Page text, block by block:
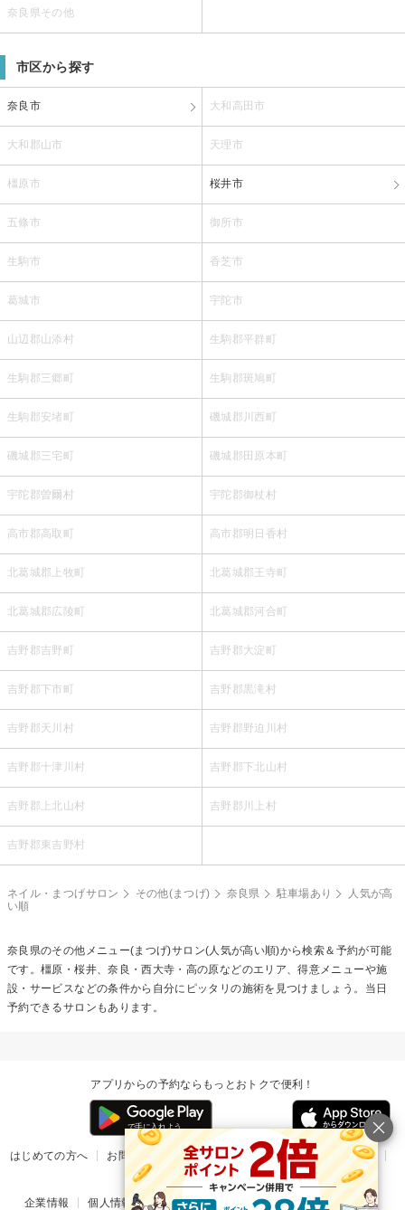
奈良県その他
市区から探す
奈良市 大和高田市
大和郡山市 天理市
橿原市 桜井市
五條市 御所市
生駒市 香芝市
葛城市 宇陀市
山辺郡山添村 生駒郡平群町
生駒郡三郷町 生駒郡斑鳩町
生駒郡安堵町 磯城郡川西町
磯城郡三宅町 磯城郡田原本町
宇陀郡曽爾村 宇陀郡御杖村
高市郡高取町 高市郡明日香村
北葛城郡上牧町 北葛城郡王寺町
北葛城郡広陵町 北葛城郡河合町
吉野郡吉野町 吉野郡大淀町
吉野郡下市町 吉野郡黒滝村
吉野郡天川村 吉野郡野迫川村
吉野郡十津川村 吉野郡下北山村
吉野郡上北山村 吉野郡川上村
吉野郡東吉野村
ネイル・まつげサロン その他(まつげ) 奈良県 駐車場あり
人気が高
い順
奈良県のその他メニュー(まつげ)サロン(人気が高い順)から検索＆予約が可能
です。橿原・桜井、奈良・西大寺・高の原などのエリア、得意メニューや施
設・サービスなどの条件から自分にピッタリの施術を見つけましょう。当日
予約できるサロンもあります。
アプリからの予約ならもっとおトクで便利！
はじめての方へ お問い合わせ ヘルプ リリース情報
利用規約
掲載ご希望のサロン様
企業情報 個人情報保護方針 楽天のサービス一覧 アプリ一覧